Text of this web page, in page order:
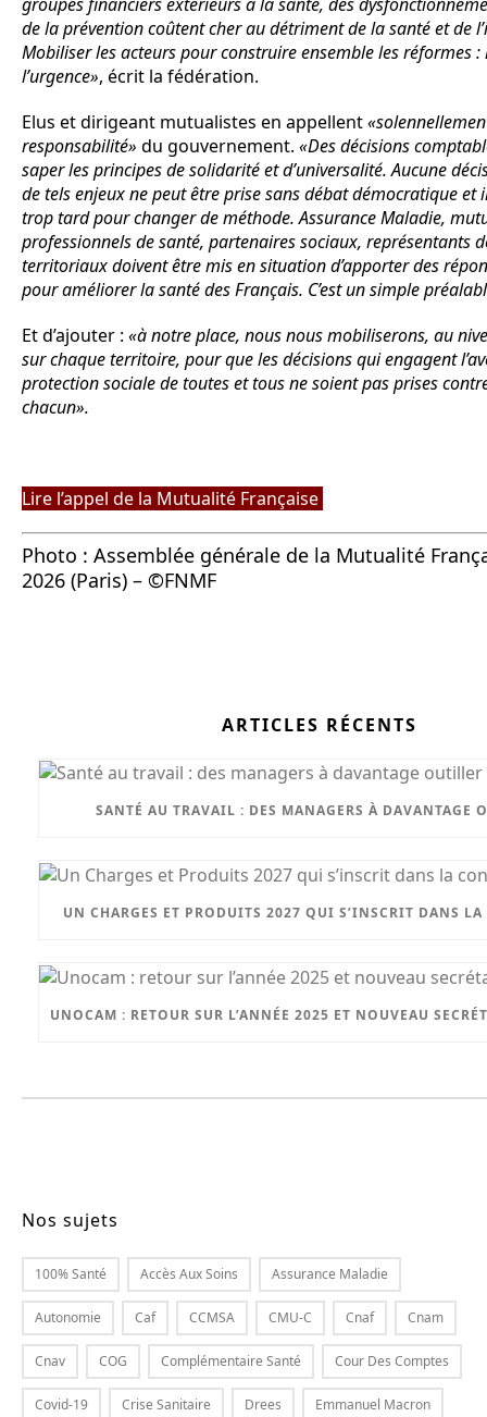
de la prévention coûtent cher au détriment de la santé et de
Mobiliser les acteurs pour construire ensemble les réformes
l’urgence», écrit la fédération.
Elus et dirigeant mutualistes en appellent
responsabilité» du gouvernement. «Des décisions
saper les principes de solidarité et d’universalité. Aucune
de tels enjeux ne peut être prise sans débat démocratique et
trop tard pour changer de méthode. Assurance Maladie,
professionnels de santé, partenaires sociaux, représentants
territoriaux doivent être mis en situation d’apporter des
pour améliorer la santé des Français. C’est un simple
Et d’ajouter : «à notre place, nous nous mobiliserons, au
sur chaque territoire, pour que les décisions qui engagent
protection sociale de toutes et tous ne soient pas prises
chacun».
Lire l’appel de la Mutualité Française
Photo : Assemblée générale de la Mutualité
2026 (Paris) – ©FNMF
ARTICLES RÉCENTS
SANTÉ AU TRAVAIL : DES MANAGERS À DAVANTAGE
UN CHARGES ET PRODUITS 2027 QUI S’INSCRIT DANS
UNOCAM : RETOUR SUR L’ANNÉE 2025 ET NOUVEAU
Nos sujets
100% Santé Accès Aux Soins Assurance Maladie
Autonomie Caf CCMSA CMU-C Cnaf Cnam
Cnav COG Complémentaire Santé Cour Des Comptes
Covid-19 Crise Sanitaire Drees Emmanuel Macron